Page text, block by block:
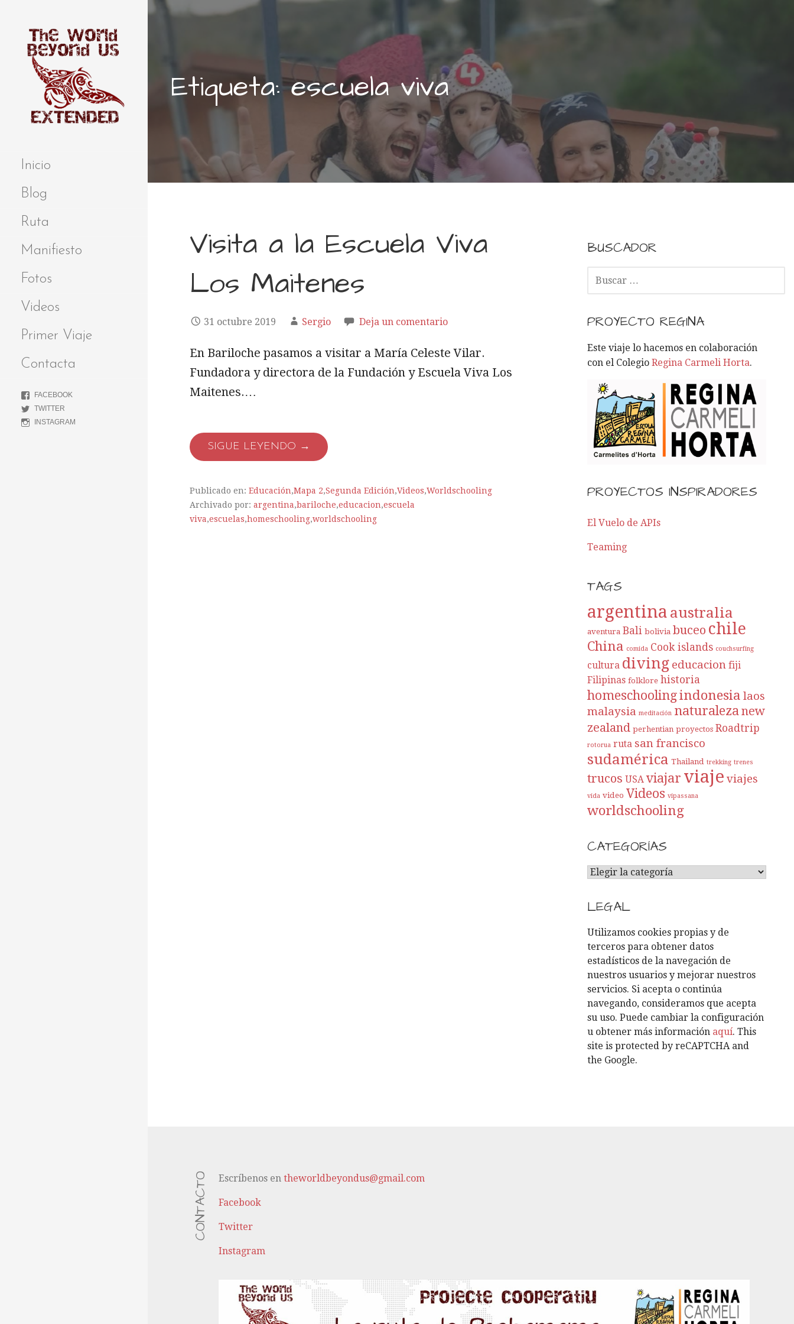
BEYOND US
Inicio
Blog
Ruta
Manifiesto
Fotos
Videos
Primer Viaje
Contacta
FACEBOOK
TWITTER
INSTAGRAM
Etiqueta: escuela viva
Visita a la Escuela Viva
Los Maitenes
31 octubre 2019 Sergio Deja un comentario
En Bariloche pasamos a visitar a María Celeste Vilar.
Fundadora y directora de la Fundación y Escuela Viva Los
Maitenes.…
SIGUE LEYENDO →
Publicado en: Educación,Mapa 2,Segunda Edición,Videos,Worldschooling
Archivado por: argentina,bariloche,educacion,escuela
viva,escuelas,homeschooling,worldschooling
BUSCADOR
C
R
:
PROYECTO REGINA
Este viaje lo hacemos en colaboración
con el ColegioRegina Carmeli Horta.
PROYECTOS INSPIRADORES
El Vuelo de APIs
Teaming
TAGS
argentina australia
aventura Bali bolivia buceo chile
China comida Cook islands couchsurfing
cultura diving educacion fiji
Filipinas folklore historia
homeschoolingindonesia laos
malaysia meditación naturalezanew
zealand perhentian proyectos Roadtrip
rotorua ruta san francisco
sudamérica Thailand trekking trenes
trucos USA viajar viaje viajes
vida video Videos vipassana
worldschooling
CATEGORÍAS
C
T
E
G
O
R
Í
A
S
LEGAL
Utilizamos cookies propias y de
terceros para obtener datos
estadísticos de la navegación de
nuestros usuarios y mejorar nuestros
servicios. Si acepta o continúa
navegando, consideramos que acepta
su uso. Puede cambiar la configuración
u obtener más información aquí. This
site is protected by reCAPTCHA and
the Google.
CONTACTO Escríbenos entheworldbeyondus@gmail.com
Facebook
Twitter
Instagram